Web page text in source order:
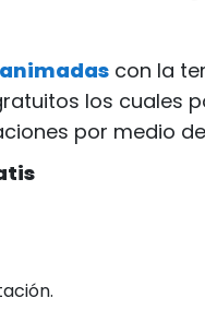
con la
los cuales
por medio